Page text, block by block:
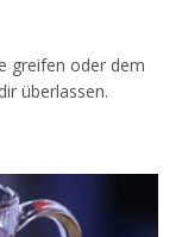
greifen oder dem
überlassen.